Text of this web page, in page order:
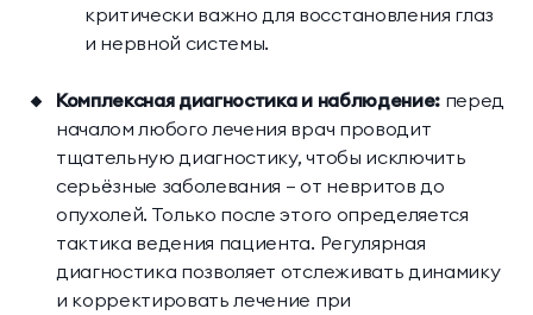
критически важно для восстановления глаз
и нервной системы.
Комплексная диагностика и наблюдение: перед
началом любого лечения врач проводит
тщательную диагностику, чтобы исключить
серьёзные заболевания — от невритов до
опухолей. Только после этого определяется
тактика ведения пациента. Регулярная
диагностика позволяет отслеживать динамику
и корректировать лечение при